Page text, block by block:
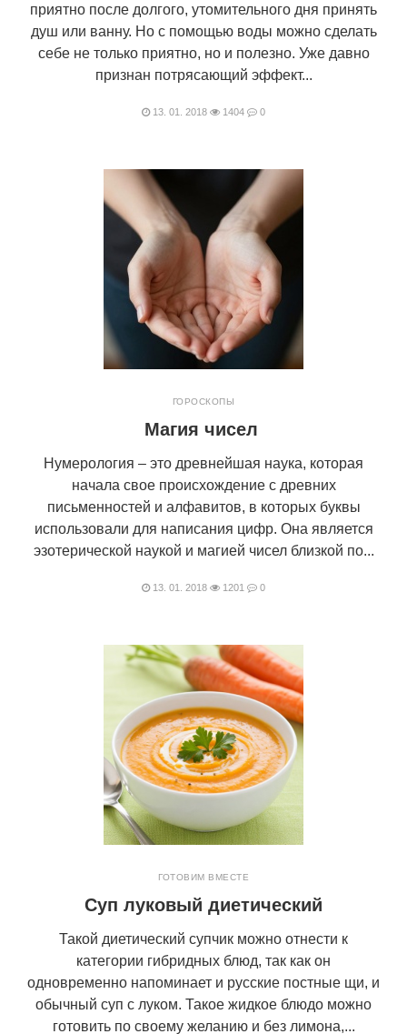
приятно после долгого, утомительного дня принять
душ или ванну. Но с помощью воды можно сделать
себе не только приятно, но и полезно. Уже давно
признан потрясающий эффект...
13. 01. 2018 1404 0
ГОРОСКОПЫ
Магия чисел
Нумерология – это древнейшая наука, которая
начала свое происхождение с древних
письменностей и алфавитов, в которых буквы
использовали для написания цифр. Она является
эзотерической наукой и магией чисел близкой по...
13. 01. 2018 1201 0
ГОТОВИМ ВМЕСТЕ
Суп луковый диетический
Такой диетический супчик можно отнести к
категории гибридных блюд, так как он
одновременно напоминает и русские постные щи, и
обычный суп с луком. Такое жидкое блюдо можно
готовить по своему желанию и без лимона,...